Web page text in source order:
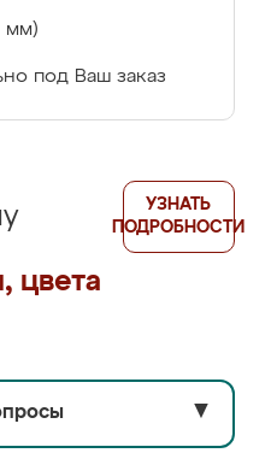
мм)
под Ваш заказ
цвета
УЗНАТЬ
ПОДРОБНОСТИ
▼